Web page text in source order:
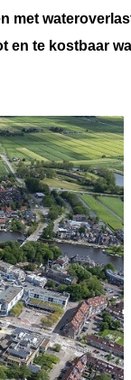
met
en te kostbaar